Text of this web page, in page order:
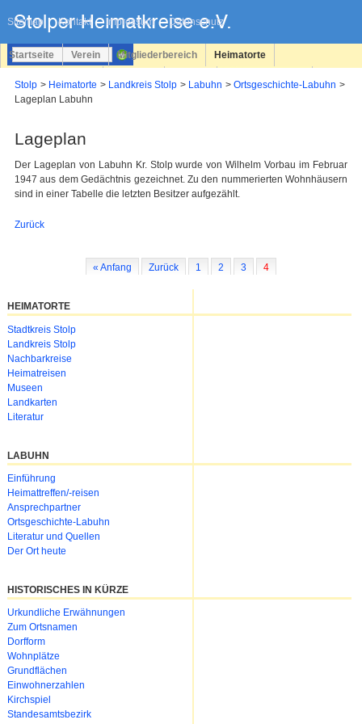
Sitemap Kontakt Impressum Datenschutz
überspringen
Startseite Verein Mitgliederbereich Heimatorte
Login
Stolp Heimatorte Landkreis Stolp Labuhn
Ortsgeschichte-Labuhn
Lageplan Labuhn
Lageplan
Der Lageplan von Labuhn Kr. Stolp wurde von Wilhelm Vorbau im Februar
1947 aus dem Gedächtnis gezeichnet. Zu den nummerierten Wohnhäusern
sind in einer Tabelle die letzten Besitzer aufgezählt.
Zurück
« Anfang Zurück 1 2 3 4
HEIMATORTE
Navigation
überspringen
Stadtkreis Stolp
Landkreis Stolp
Nachbarkreise
Heimatreisen
Museen
Landkarten
Literatur
LABUHN
Navigation
überspringen
Einführung
Heimattreffen/-reisen
Ansprechpartner
Ortsgeschichte-Labuhn
Literatur und Quellen
Der Ort heute
HISTORISCHES IN KÜRZE
Urkundliche Erwähnungen
Zum Ortsnamen
Dorfform
Wohnplätze
Grundflächen
Einwohnerzahlen
Kirchspiel
Standesamtsbezirk